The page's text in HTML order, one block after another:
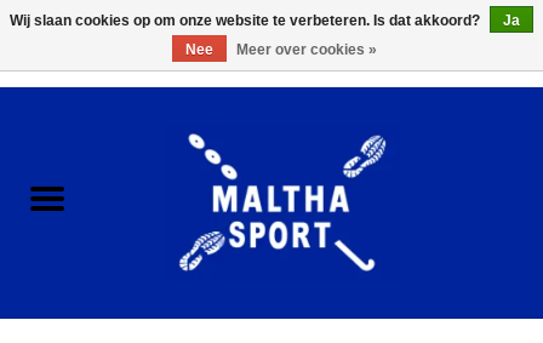
ACCESSOIRES/HARDWARE
KLEDING
Wij slaan cookies op om onze website te verbeteren. Is dat akkoord?
Ja
Nee
Meer over cookies »